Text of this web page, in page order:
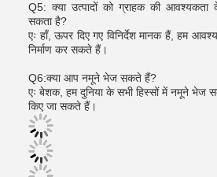
Q5: क्या उत्पादों को ग्राहक की आवश्यकता
सकता है?
एः हाँ, ऊपर दिए गए विनिर्देश मानक हैं, हम
निर्माण कर सकते हैं।
Q6:क्या आप नमूने भेज सकते हैं?
एः बेशक, हम दुनिया के सभी हिस्सों में नमूने भेज
किए जा सकते हैं।